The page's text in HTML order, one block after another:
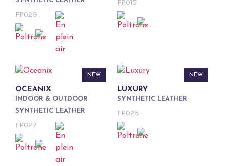
FP029
FP015
NEW
OCEANIX
INDOOR & OUTDOOR
SYNTHETIC LEATHER
FP027
NEW
LUXURY
SYNTHETIC LEATHER
FP025